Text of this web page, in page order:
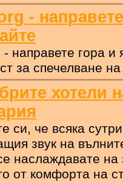
-
направете гора и
за спечелване
хотели
си, че всяка
звук на
наслаждавате
от комфорта на